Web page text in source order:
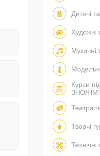
Дитячі
Художні
Музичні
Курси
ЗНО/
Творчі
Технічні